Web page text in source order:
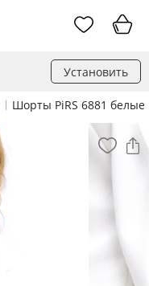
Установить
Шорты PiRS 6881 белые